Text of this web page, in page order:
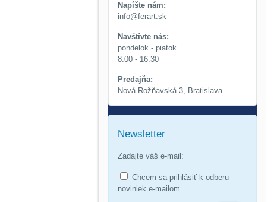
Napíšte nám:
info@ferart.sk
Navštívte nás:
pondelok - piatok
8:00 - 16:30
Predajňa:
Nová Rožňavská 3, Bratislava
Newsletter
Zadajte váš e-mail:
Chcem sa prihlásiť k odberu
noviniek e-mailom